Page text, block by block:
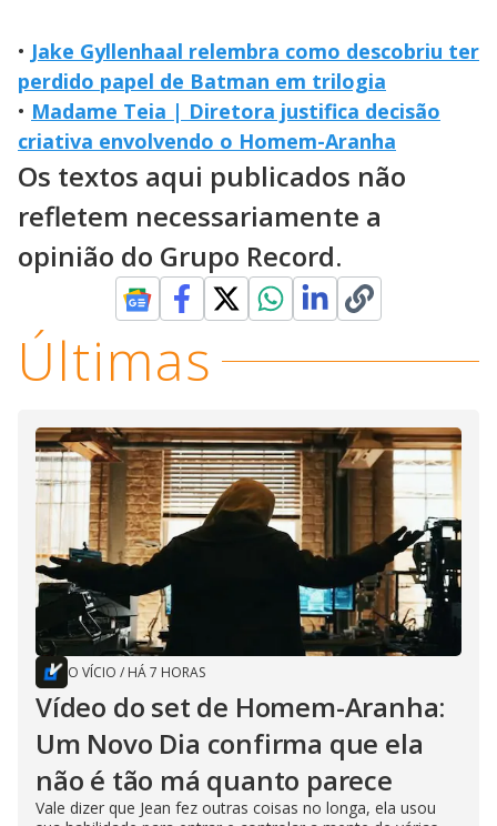
• Jake Gyllenhaal relembra como descobriu ter
perdido papel de Batman em trilogia
• Madame Teia | Diretora justifica decisão
criativa envolvendo o Homem-Aranha
Os textos aqui publicados não
refletem necessariamente a
opinião do Grupo Record.
Últimas
O VÍCIO / HÁ 7 HORAS
Vídeo do set de Homem-Aranha:
Um Novo Dia confirma que ela
não é tão má quanto parece
Vale dizer que Jean fez outras coisas no longa, ela usou